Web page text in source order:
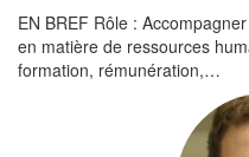
EN BREF Rôle :
en matière de ressources
formation, rémunération,…